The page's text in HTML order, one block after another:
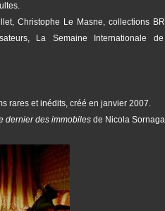
Christophe Le Masne, collections
La Semaine Internationale
rares et inédits, créé en janvier 2007.
dernier des immobiles de Nicola